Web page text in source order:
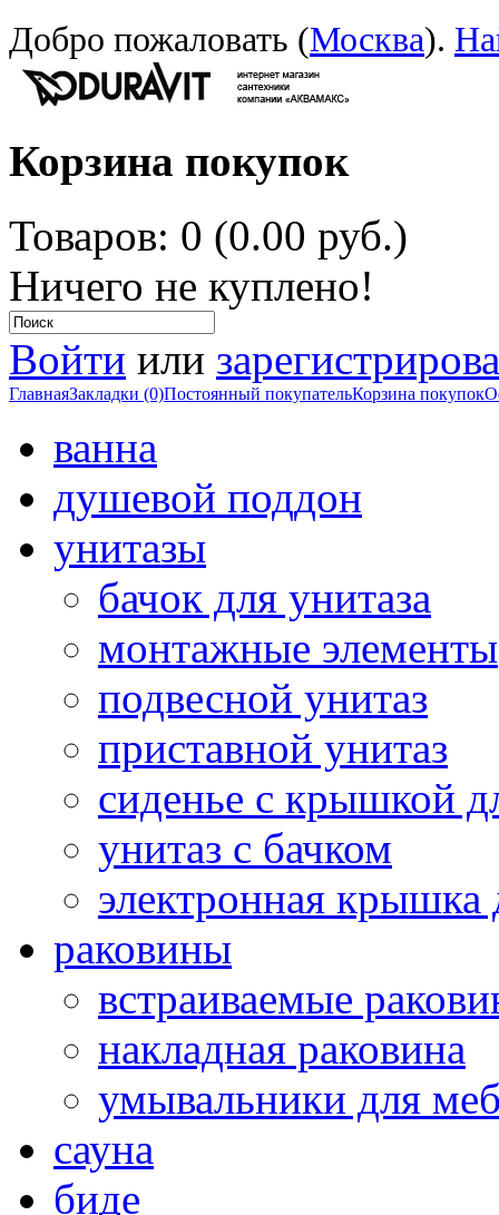
Добро пожаловать (Москва).
Корзина покупок
Товаров: 0 (0.00 руб.)
Ничего не куплено!
Войти или
ГлавнаяЗакладки (0)Постоянный покупательКорзина покупок
ванна
душевой поддон
унитазы
бачок для унитаза
монтажные элементы
подвесной унитаз
приставной унитаз
сиденье с крышкой
унитаз с бачком
электронная крышка
раковины
встраиваемые
накладная раковина
умывальники для
сауна
биде